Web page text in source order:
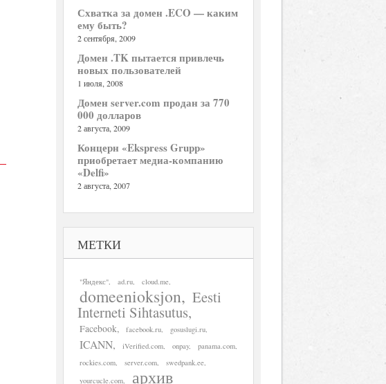
Схватка за домен .ECO — каким
ему быть?
2 сентября, 2009
Домен .TK пытается привлечь
новых пользователей
1 июля, 2008
Домен server.com продан за 770
000 долларов
2 августа, 2009
Концерн «Ekspress Grupp»
приобретает медиа-компанию
«Delfi»
2 августа, 2007
МЕТКИ
"Яндекс" ad.ru cloud.me
domeenioksjon Eesti
Interneti Sihtasutus
Facebook facebook.ru gosuslugi.ru
ICANN iVerified.com onpay
panama.com
rockies.com
server.com
swedpank.ee
yourcucle.com
архив